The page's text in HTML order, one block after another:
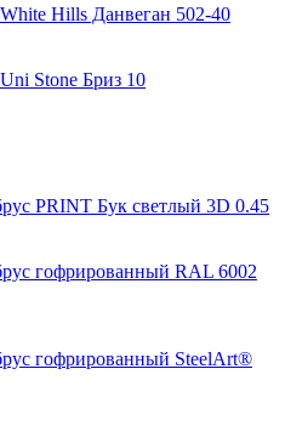
Hills Данвеган 502-40
Stone Бриз 10
PRINT Бук светлый 3D 0.45
гофрированный RAL 6002
гофрированный SteelArt®